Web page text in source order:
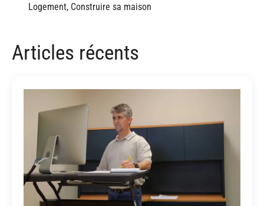
Logement, Construire sa maison
Articles récents